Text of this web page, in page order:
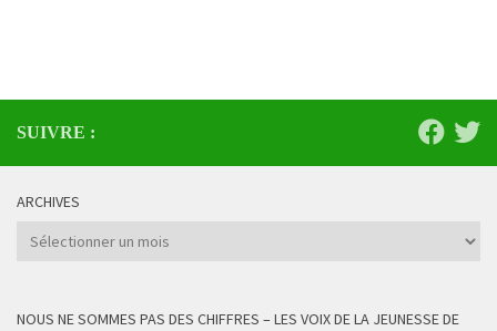
SUIVRE :
ARCHIVES
Archives
NOUS NE SOMMES PAS DES CHIFFRES – LES VOIX DE LA JEUNESSE DE